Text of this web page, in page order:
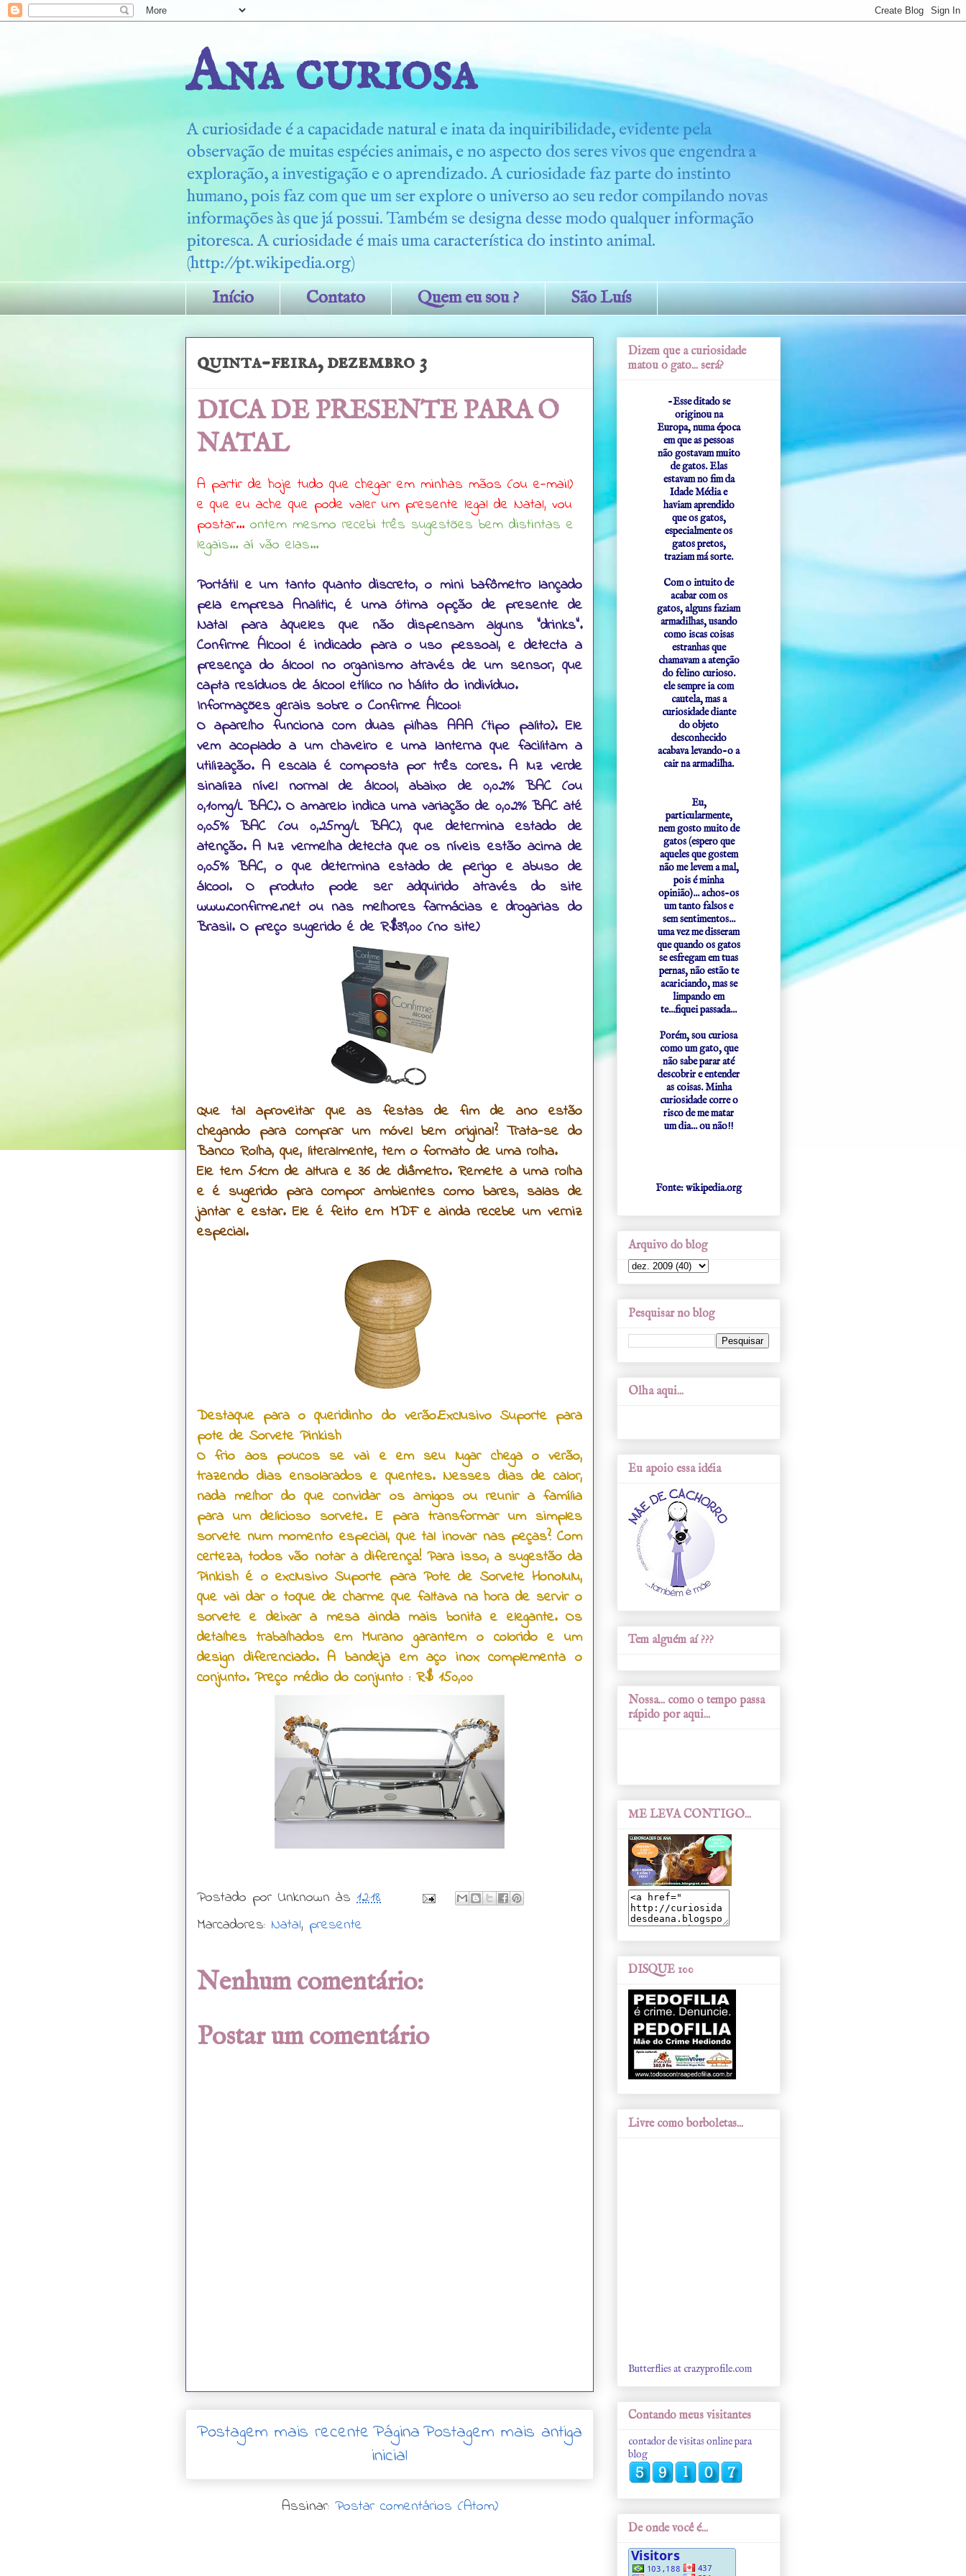
Ana curiosa
A curiosidade é a capacidade natural e inata da inquiribilidade, evidente pela
observação de muitas espécies animais, e no aspecto dos seres vivos que engendra a
exploração, a investigação e o aprendizado. A curiosidade faz parte do instinto
humano, pois faz com que um ser explore o universo ao seu redor compilando novas
informações às que já possui. Também se designa desse modo qualquer informação
pitoresca. A curiosidade é mais uma característica do instinto animal.
(http://pt.wikipedia.org)
Início
Contato Quem eu sou ? São Luís
quinta-feira, dezembro 3
DICA DE PRESENTE PARA O
NATAL
A partir de hoje tudo que chegar em minhas mãos (ou e-mail)
e que eu ache que pode valer um presente legal de Natal, vou
postar... ontem mesmo recebi três sugestões bem distintas e
legais... aí vão elas...
Portátil e um tanto quanto discreto, o mini bafômetro lançado
pela empresa Analitic, é uma ótima opção de presente de
Natal para àqueles que não dispensam alguns “drinks”.
Confirme Álcool é indicado para o uso pessoal, e detecta a
presença do álcool no organismo através de um sensor, que
capta resíduos de álcool etílico no hálito do indivíduo.
Informações gerais sobre o Confirme Álcool:
O aparelho funciona com duas pilhas AAA (tipo palito). Ele
vem acoplado a um chaveiro e uma lanterna que facilitam a
utilização. A escala é composta por três cores. A luz verde
sinaliza nível normal de álcool, abaixo de 0,02% BAC (ou
0,10mg/L BAC). O amarelo indica uma variação de 0,02% BAC até
0,05% BAC (ou 0,25mg/L BAC), que determina estado de
atenção. A luz vermelha detecta que os níveis estão acima de
0,05% BAC, o que determina estado de perigo e abuso de
álcool. O produto pode ser adquirido através do site
www.confirme.net ou nas melhores farmácias e drogarias do
Brasil. O preço sugerido é de R$39,00 (no site)
Que tal aproveitar que as festas de fim de ano estão
chegando para comprar um móvel bem original?Trata-se do
Banco Rolha, que, literalmente, tem o formato de uma rolha.
Ele tem 51cm de altura e 36 de diâmetro. Remete a uma rolha
e é sugerido para compor ambientes como bares, salas de
jantar e estar. Ele é feito em MDF e ainda recebe um verniz
especial.
Destaque para o queridinho do verão.Exclusivo Suporte para
pote de Sorvete Pinkish
O frio aos poucos se vai e em seu lugar chega o verão,
trazendo dias ensolarados e quentes. Nesses dias de calor,
nada melhor do que convidar os amigos ou reunir a família
para um delicioso sorvete. E para transformar um simples
sorvete num momento especial, que tal inovar nas peças? Com
certeza, todos vão notar a diferença! Para isso, a sugestão da
Pinkish é o exclusivo Suporte para Pote de Sorvete Honolulu,
que vai dar o toque de charme que faltava na hora de servir o
sorvete e deixar a mesa ainda mais bonita e elegante. Os
detalhes trabalhados em Murano garantem o colorido e um
design diferenciado. A bandeja em aço inox complementa o
conjunto. Preço médio do conjunto : R$ 150,00
Postado por Unknown às 12:18
Marcadores: Natal, presente
Nenhum comentário:
Postar um comentário
Postagem mais recente Postagem mais antiga
Página
inicial
Assinar: Postar comentários (Atom)
Dizem que a curiosidade
matou o gato... será?
-Esse ditado se
originou na
Europa, numa época
em que as pessoas
não gostavam muito
de gatos. Elas
estavam no fim da
Idade Média e
haviam aprendido
que os gatos,
especialmente os
gatos pretos,
traziam má sorte.
Com o intuito de
acabar com os
gatos, alguns faziam
armadilhas, usando
como iscas coisas
estranhas que
chamavam a atenção
do felino curioso.
ele sempre ia com
cautela, mas a
curiosidade diante
do objeto
desconhecido
acabava levando-o a
cair na armadilha.
Eu,
particularmente,
nem gosto muito de
gatos (espero que
aqueles que gostem
não me levem a mal,
pois é minha
opinião)... achos-os
um tanto falsos e
sem sentimentos...
uma vez me disseram
que quando os gatos
se esfregam em tuas
pernas, não estão te
acariciando, mas se
limpando em
te...fiquei passada...
Porém, sou curiosa
como um gato, que
não sabe parar até
descobrir e entender
as coisas. Minha
curiosidade corre o
risco de me matar
um dia... ou não!!
Fonte: wikipedia.org
Arquivo do blog
Pesquisar no blog
Olha aqui...
Eu apoio essa idéia
Tem alguém aí ???
Nossa... como o tempo passa
rápido por aqui...
ME LEVA CONTIGO...
DISQUE 100
Livre como borboletas...
Butterflies at crazyprofile.com
Contando meus visitantes
contador de visitas online para
blog
De onde você é...